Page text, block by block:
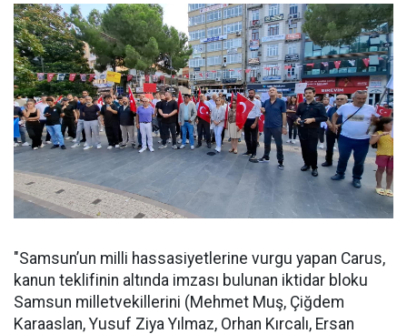
"Samsun’un milli hassasiyetlerine vurgu yapan Carus,
kanun teklifinin altında imzası bulunan iktidar bloku
Samsun milletvekillerini (Mehmet Muş, Çiğdem
Karaaslan, Yusuf Ziya Yılmaz, Orhan Kırcalı, Ersan